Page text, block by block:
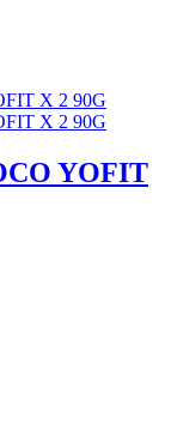
YOFIT